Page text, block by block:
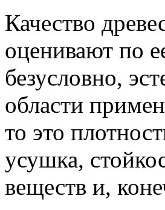
Качество
оценивают по
безусловно,
области
то это
усушка,
веществ и,